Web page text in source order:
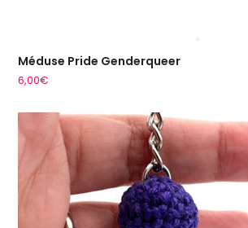
Méduse Pride Genderqueer
6,00€